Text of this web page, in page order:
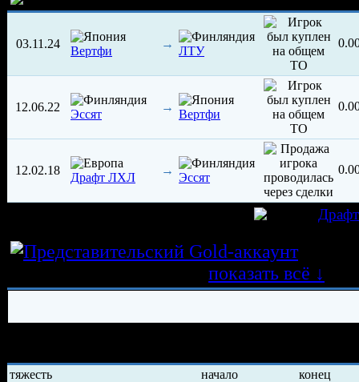
03.11.24
Вертфи
→
ЛТУ
12.06.22
Эссят
→
Вертфи
12.02.18
Драфт ЛХЛ
→
Эссят
показать всё ↓
тяжесть начало
конец